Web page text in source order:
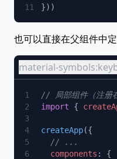
也可以直接在父组件中
material-
import {
createApp
  components